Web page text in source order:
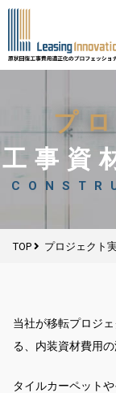
プ
工事資
TOP プロジェクト
当社が移転プロジ
る、内装資材費用の
タイルカーペット